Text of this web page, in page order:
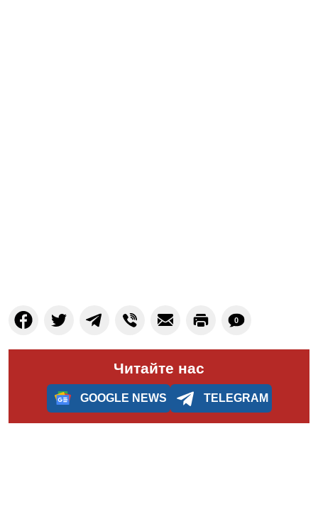
0
Читайте нас
GOOGLE NEWS TELEGRAM